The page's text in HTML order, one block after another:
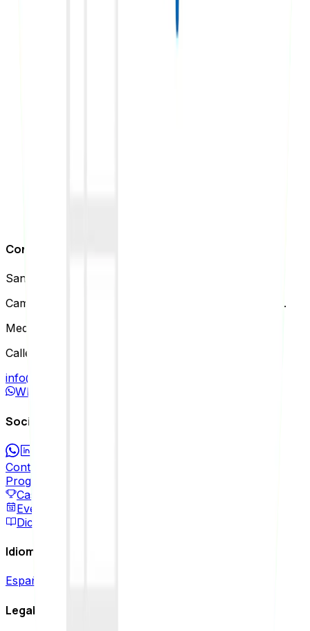
Contacto
Santiago
Camino El Alba 9500 Of. B013, Las Condes, Santiago.
Medellín
Calle 6B Sur #37-51, El Poblado, Medellín.
info@agenciaseology.com
WhatsApp
Social
Contáctanos
Programa de Partners
Casos de Éxito
Eventos
Diccionario SEO
Idioma / Language
Español
Legal